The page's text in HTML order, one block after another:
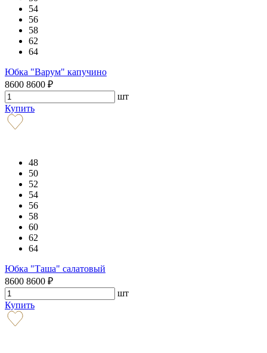
54
56
58
62
64
Юбка "Варум" капучино
8600 8600 ₽
шт
Купить
48
50
52
54
56
58
60
62
64
Юбка "Таша" салатовый
8600 8600 ₽
шт
Купить